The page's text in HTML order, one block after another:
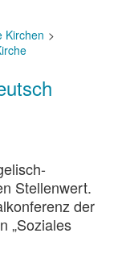
Kirchen
Stellenwert.
der
„Soziales